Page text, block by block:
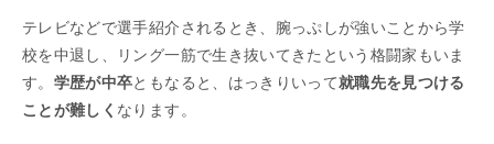
テレビなどで選手紹介されるとき、腕っぷしが強いことから学
校を中退し、リング一筋で生き抜いてきたという格闘家もいま
す。 学歴が中卒ともなると、はっきりいって就職先を見つける
ことが難しく なります。